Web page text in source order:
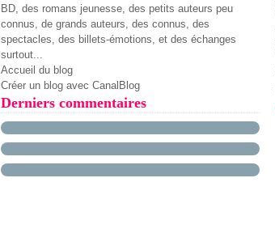
BD, des romans jeunesse, des petits auteurs peu
connus, de grands auteurs, des connus, des
spectacles, des billets-émotions, et des échanges
surtout...
Accueil du blog
Créer un blog avec CanalBlog
Derniers commentaires